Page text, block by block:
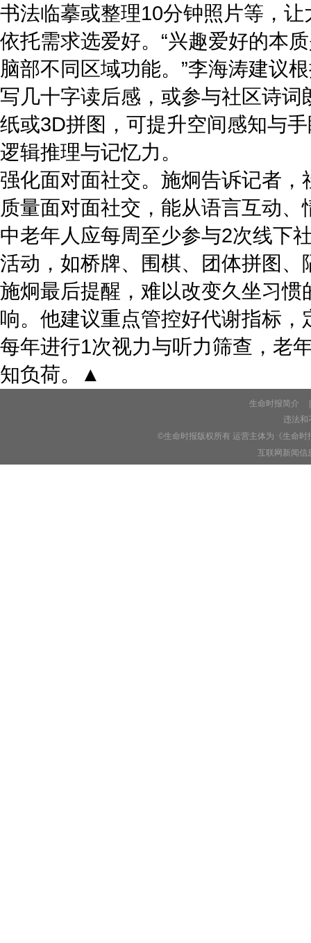
书法临摹或整理10分钟照片等，
依托需求选爱好。“兴趣爱好的本
脑部不同区域功能。”李海涛建议
写几十字读后感，或参与社区诗
纸或3D拼图，可提升空间感知与
逻辑推理与记忆力。
强化面对面社交。施炯告诉记者
质量面对面社交，能从语言互动
中老年人应每周至少参与2次线下
活动，如桥牌、围棋、团体拼图
施炯最后提醒，难以改变久坐习
响。他建议重点管控好代谢指标
每年进行1次视力与听力筛查，老
知负荷。▲
生命时报简介
违法和
©生命时报版权所有 运营主体为《生命
互联网新闻信